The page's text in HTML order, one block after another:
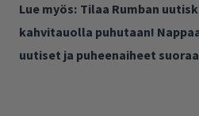
Lue myös: Tilaa Rumban
kahvitauolla puhutaan!
uutiset ja puheenaiheet